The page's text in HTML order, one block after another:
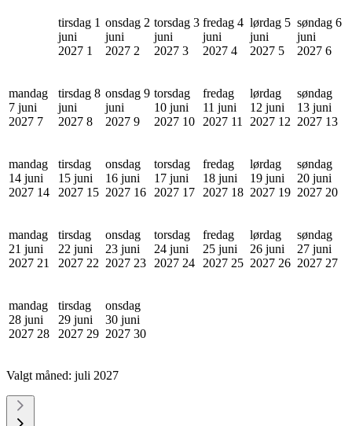
tirsdag 1
juni
2027 1
onsdag 2
juni
2027 2
torsdag 3
juni
2027 3
fredag 4
juni
2027 4
lørdag 5
juni
2027 5
søndag 6
juni
2027 6
mandag
7 juni
2027 7
tirsdag 8
juni
2027 8
onsdag 9
juni
2027 9
torsdag
10 juni
2027 10
fredag
11 juni
2027 11
lørdag
12 juni
2027 12
søndag
13 juni
2027 13
mandag
14 juni
2027 14
tirsdag
15 juni
2027 15
onsdag
16 juni
2027 16
torsdag
17 juni
2027 17
fredag
18 juni
2027 18
lørdag
19 juni
2027 19
søndag
20 juni
2027 20
mandag
21 juni
2027 21
tirsdag
22 juni
2027 22
onsdag
23 juni
2027 23
torsdag
24 juni
2027 24
fredag
25 juni
2027 25
lørdag
26 juni
2027 26
søndag
27 juni
2027 27
mandag
28 juni
2027 28
tirsdag
29 juni
2027 29
onsdag
30 juni
2027 30
Valgt måned: juli 2027